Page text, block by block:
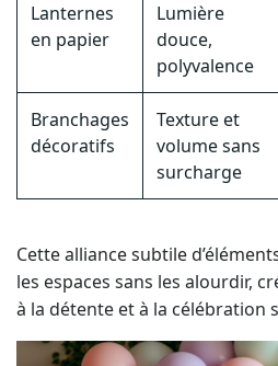
Lanternes
en papier
Lumière
douce,
polyvalence
Branchages
décoratifs
Texture et
volume sans
surcharge
Cette alliance subtile
les espaces sans les alourdir,
à la détente et à la célébration